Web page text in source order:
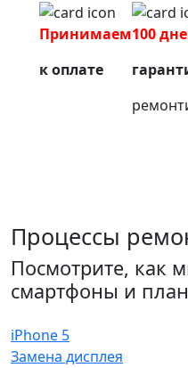
Принимаем
к оплате
100
Процессы
Посмотрите, как
смартфоны и
iPhone 5
Замена дисплея